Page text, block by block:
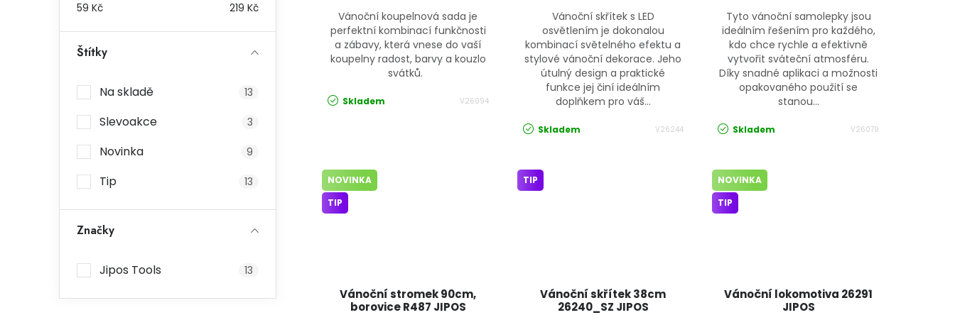
59 Kč 219 Kč
Štítky
Na skladě 13
Slevoakce 3
Novinka 9
Tip 13
Značky
Jipos Tools 13
Vánoční koupelnová sada je
perfektní kombinací funkčnosti
a zábavy, která vnese do vaší
koupelny radost, barvy a kouzlo
svátků.
Skladem V26094
Vánoční skřítek s LED
osvětlením je dokonalou
kombinací světelného efektu a
stylové vánoční dekorace. Jeho
útulný design a praktické
funkce jej činí ideálním
doplňkem pro váš...
Skladem V26244
Tyto vánoční samolepky jsou
ideálním řešením pro každého,
kdo chce rychle a efektivně
vytvořit sváteční atmosféru.
Díky snadné aplikaci a možnosti
opakovaného použití se
stanou...
Skladem V26079
Vánoční stromek 90cm,
borovice R487 JIPOS
NOVINKA
TIP
Vánoční skřítek 38cm
26240_SZ JIPOS
TIP
Vánoční lokomotiva 26291
JIPOS
NOVINKA
TIP